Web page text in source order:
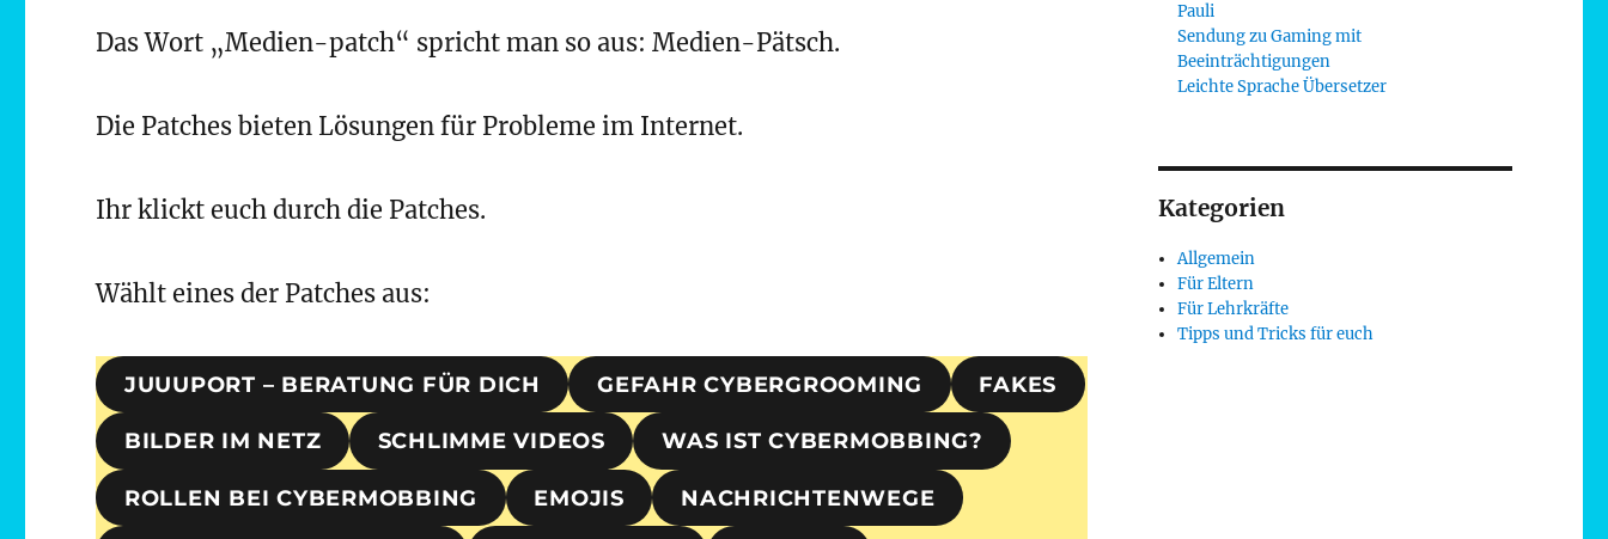
Das Wort „Medien-patch“ spricht man so aus: Medien-Pätsch.
Die Patches bieten Lösungen für Probleme im Internet.
Ihr klickt euch durch die Patches.
Wählt eines der Patches aus:
JUUUPORT – BERATUNG FÜR DICH GEFAHR CYBERGROOMING FAKES
BILDER IM NETZ SCHLIMME VIDEOS WAS IST CYBERMOBBING?
ROLLEN BEI CYBERMOBBING EMOJIS NACHRICHTENWEGE
Pauli
Sendung zu Gaming mit
Beeinträchtigungen
Leichte Sprache Übersetzer
Kategorien
Allgemein
Für Eltern
Für Lehrkräfte
Tipps und Tricks für euch